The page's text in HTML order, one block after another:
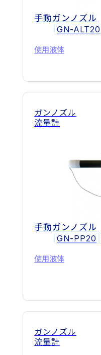
手動ガンノズル
GN-ALT20
使用液体
ガンノズル
流量計
手動ガンノズル
GN-PP20
使用液体
ガンノズル
流量計